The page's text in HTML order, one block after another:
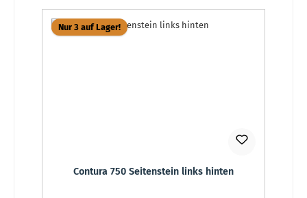
Nur 3 auf Lager!
Contura 750 Seitenstein links hinten